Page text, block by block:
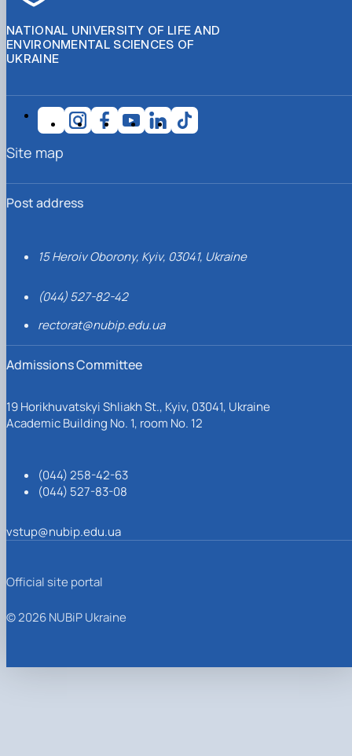
NATIONAL UNIVERSITY OF LIFE AND
ENVIRONMENTAL SCIENCES OF
UKRAINE
Post address
15 Heroiv Oborony, Kyiv, 03041, Ukraine
(044) 527-82-42
rectorat@nubip.edu.ua
Admissions Committee
19 Horikhuvatskyi Shliakh St., Kyiv, 03041, Ukraine
Academic Building No. 1, room No. 12
(044) 258-42-63
(044) 527-83-08
vstup@nubip.edu.ua
Site map
Official site portal
© 2026 NUBiP Ukraine